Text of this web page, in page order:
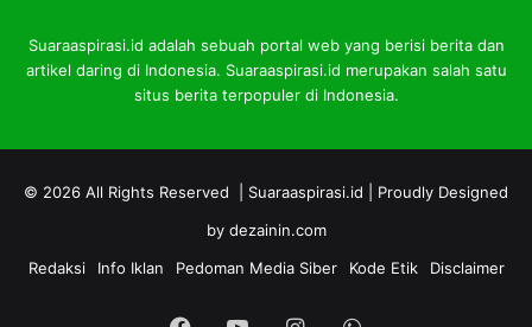
Suaraaspirasi.id adalah sebuah portal web yang berisi berita dan
artikel daring di Indonesia. Suaraaspirasi.id merupakan salah satu
situs berita terpopuler di Indonesia.
© 2026 All Rights Reserved | Suaraaspirasi.id | Proudly Designed
by dezainin.com
Redaksi
Info Iklan Pedoman Media Siber Kode Etik Disclaimer